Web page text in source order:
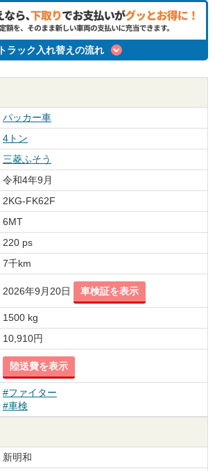
トラック入れ替えの流れ
パッカー車
4トン
三菱ふそう
令和4年9月
2KG-FK62F
6MT
220 ps
7千km
2026年9月20日 車検証を表示
1500 kg
10,910円
陸送費を表示
#ファイター
#車検
新明和